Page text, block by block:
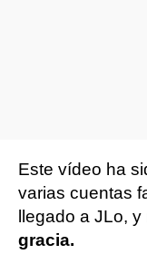
Este vídeo ha
varias cuentas
llegado a JLo, y
gracia.